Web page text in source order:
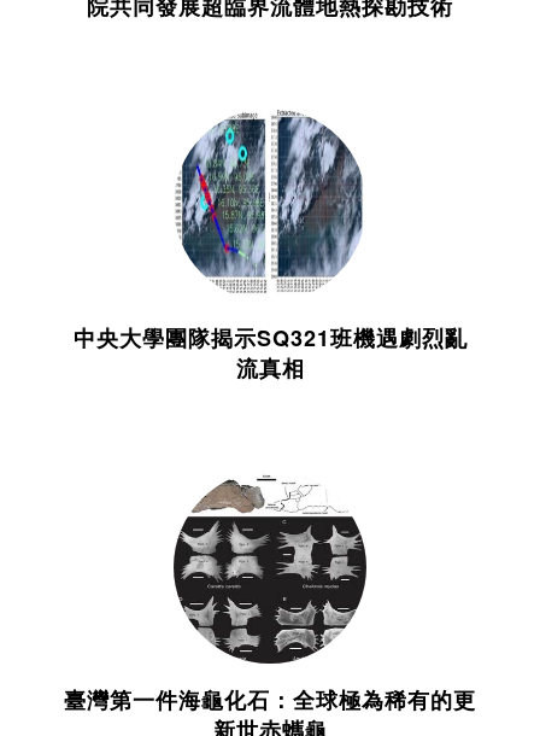
中央大學團隊揭示SQ321班機遇劇烈亂
流真相
臺灣第一件海龜化石：全球極為稀有的更